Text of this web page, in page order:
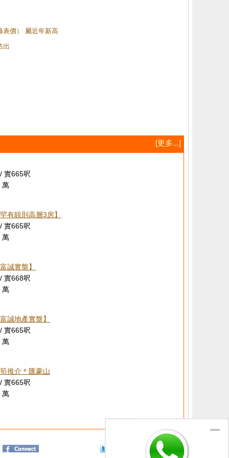
表價） 屬近年新高
出
[更多...]
實665呎
萬
有靚則高層3房】
實665呎
萬
誠實盤】
實668呎
萬
誠地產實盤】
實665呎
萬
推介＊匯豪山
實665呎
萬
分享給朋友